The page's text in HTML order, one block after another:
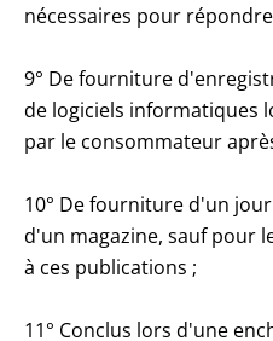
nécessaires pour
9° De fourniture
de logiciels informatiques
par le consommateur
10° De fourniture d'un
d'un magazine, sauf pour
à ces publications ;
11° Conclus lors d'une